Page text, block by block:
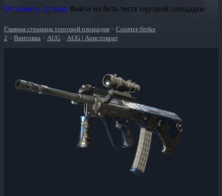
Оставить отзыв Выйти из бета-теста торговой площадки
Главная страница торговой площадки > Counter-Strike
2 > Винтовка > AUG > AUG | Аристократ